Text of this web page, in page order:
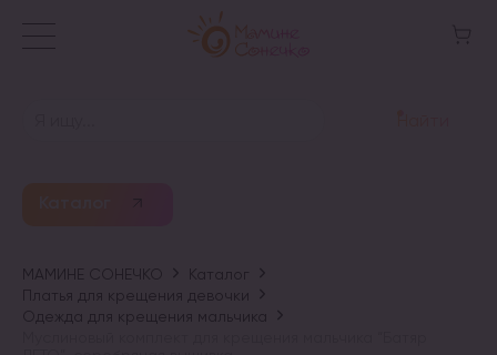
МАМИНЕ СОНЕЧКО
Каталог
Платья для крещения девочки
Одежда для крещения мальчика